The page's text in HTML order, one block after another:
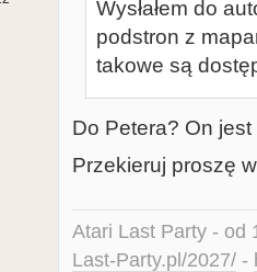
Wysłałem do
podstron z
takowe są
Do Petera? On
Przekieruj proszę
Atari Last Party - od
Last-Party.pl/2027/ -